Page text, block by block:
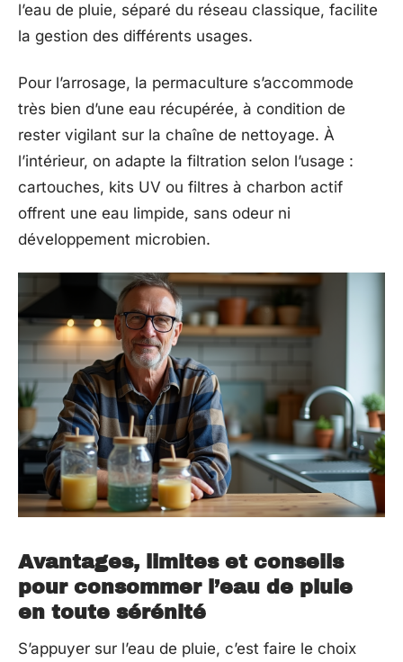
l’eau de pluie, séparé du réseau classique, facilite
la gestion des différents usages.
Pour l’arrosage, la permaculture s’accommode
très bien d’une eau récupérée, à condition de
rester vigilant sur la chaîne de nettoyage. À
l’intérieur, on adapte la filtration selon l’usage :
cartouches, kits UV ou filtres à charbon actif
offrent une eau limpide, sans odeur ni
développement microbien.
Avantages, limites et conseils
pour consommer l’eau de pluie
en toute sérénité
S’appuyer sur l’eau de pluie, c’est faire le choix